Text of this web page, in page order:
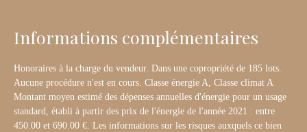
Informations complémentaires
Honoraires à la charge du vendeur. Dans une copropriété de 185 lots.
Aucune procédure n'est en cours. Classe énergie A, Classe climat A
Montant moyen estimé des dépenses annuelles d'énergie pour un usage
standard, établi à partir des prix de l'énergie de l'année 2021 : entre
450.00 et 690.00 €. Les informations sur les risques auxquels ce bien